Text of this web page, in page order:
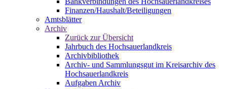
Finanzen/Haushalt/Beteiligungen
Amtsblätter
Archiv
Zurück zur Übersicht
Jahrbuch des Hochsauerlandkreis
Archivbibliothek
Archiv- und Sammlungsgut im Kreisarchiv des
Hochsauerlandkreis
Aufgaben Archiv